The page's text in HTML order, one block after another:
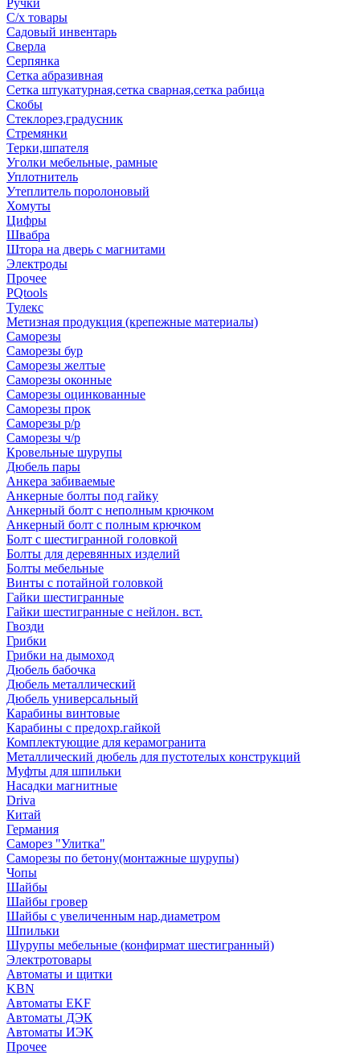
Ручки
С/х товары
Садовый инвентарь
Сверла
Серпянка
Сетка абразивная
Сетка штукатурная,сетка сварная,сетка рабица
Скобы
Стеклорез,градусник
Стремянки
Терки,шпателя
Уголки мебельные, рамные
Уплотнитель
Утеплитель поролоновый
Хомуты
Цифры
Швабра
Штора на дверь с магнитами
Электроды
Прочее
PQtools
Тулекс
Метизная продукция (крепежные материалы)
Саморезы
Саморезы бур
Саморезы желтые
Саморезы оконные
Саморезы оцинкованные
Саморезы прок
Саморезы р/р
Саморезы ч/р
Кровельные шурупы
Дюбель пары
Анкера забиваемые
Анкерные болты под гайку
Анкерный болт с неполным крючком
Анкерный болт с полным крючком
Болт с шестигранной головкой
Болты для деревянных изделий
Болты мебельные
Винты с потайной головкой
Гайки шестигранные
Гайки шестигранные с нейлон. вст.
Гвозди
Грибки
Грибки на дымоход
Дюбель бабочка
Дюбель металлический
Дюбель универсальный
Карабины винтовые
Карабины с предохр.гайкой
Комплектующие для керамогранита
Металлический дюбель для пустотелых конструкций
Муфты для шпильки
Насадки магнитные
Driva
Китай
Германия
Саморез "Улитка"
Саморезы по бетону(монтажные шурупы)
Чопы
Шайбы
Шайбы гровер
Шайбы с увеличенным нар.диаметром
Шпильки
Шурупы мебельные (конфирмат шестигранный)
Электротовары
Автоматы и щитки
KBN
Автоматы EKF
Автоматы ДЭК
Автоматы ИЭК
Прочее